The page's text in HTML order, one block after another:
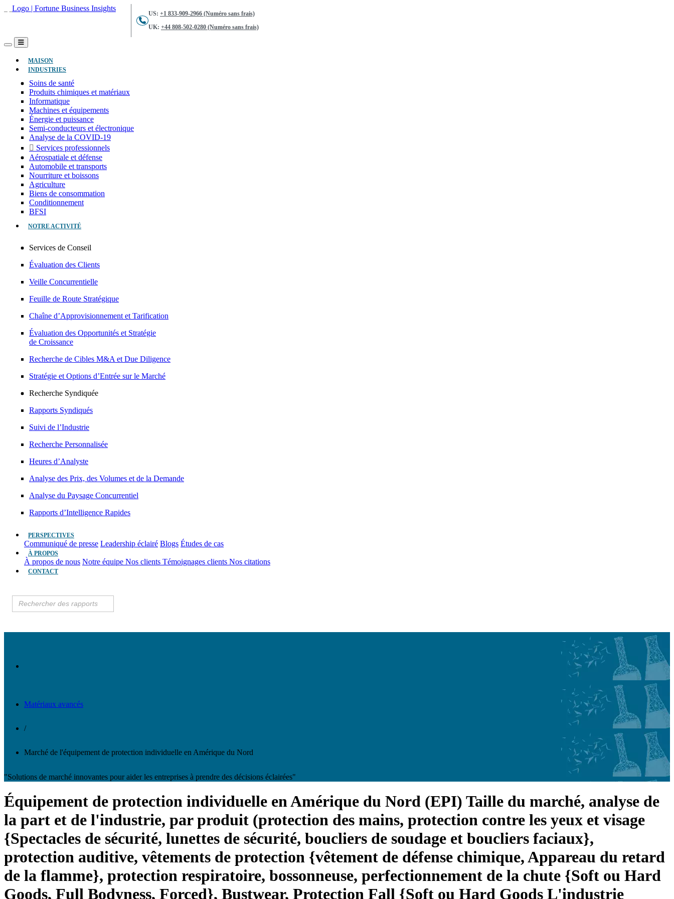
US: +1 833-909-2966 (Numéro sans frais)
UK: +44 808-502-0280 (Numéro sans frais)
MAISON(ACTUEL)
INDUSTRIES
Soins de santé
Produits chimiques et matériaux
Informatique
Machines et équipements
Énergie et puissance
Semi-conducteurs et électronique
Analyse de la COVID-19
Services professionnels
Aérospatiale et défense
Automobile et transports
Nourriture et boissons
Agriculture
Biens de consommation
Conditionnement
BFSI
NOTRE ACTIVITÉ
Services de Conseil
Évaluation des Clients
Veille Concurrentielle
Feuille de Route Stratégique
Chaîne d’Approvisionnement et Tarification
Évaluation des Opportunités et Stratégie
de Croissance
Recherche de Cibles M&A et Due Diligence
Stratégie et Options d’Entrée sur le Marché
Recherche Syndiquée
Rapports Syndiqués
Suivi de l’Industrie
Recherche Personnalisée
Heures d’Analyste
Analyse des Prix, des Volumes et de la Demande
Analyse du Paysage Concurrentiel
Rapports d’Intelligence Rapides
PERSPECTIVES
Communiqué de presse Leadership éclairé Blogs Études de cas
À PROPOS
À propos de nous Notre équipe Nos clients Témoignages clients Nos citations
CONTACT
Matériaux avancés
/
Marché de l'équipement de protection individuelle en Amérique du Nord
"Solutions de marché innovantes pour aider les entreprises à prendre des décisions éclairées"
Équipement de protection individuelle en Amérique du Nord (EPI) Taille du marché, analyse de
la part et de l'industrie, par produit (protection des mains, protection contre les yeux et visage
{Spectacles de sécurité, lunettes de sécurité, boucliers de soudage et boucliers faciaux},
protection auditive, vêtements de protection {vêtement de défense chimique, Appareau du retard
de la flamme}, protection respiratoire, bossonneuse, perfectionnement de la chute {Soft ou Hard
Goods, Full Bodyness, Forced}, Bustwear, Protection Fall {Soft ou Hard Goods L'industrie